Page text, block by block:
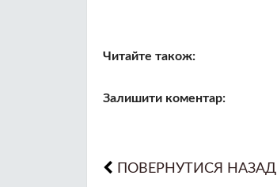
Читайте також:
Залишити коментар:
ПОВЕРНУТИСЯ НАЗАД